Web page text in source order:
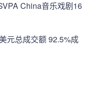
China音乐戏剧16
元总成交额 92.5%成